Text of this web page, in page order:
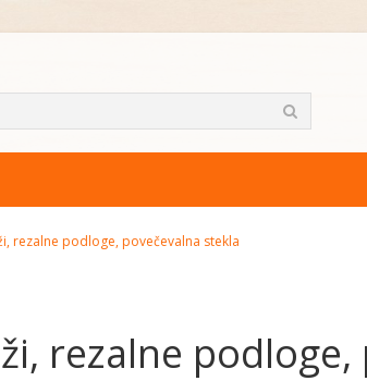
rezalne podloge, povečevalna stekla
rezalne podloge,